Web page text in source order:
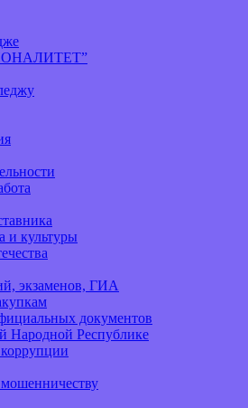
и культуры
экзаменов, ГИА
документов
Народной Республике